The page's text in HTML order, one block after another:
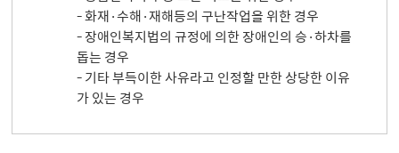
- 화재·수해·재해등의 구난작업을 위한 경우
- 장애인복지법의 규정에 의한 장애인의 승·하차를
돕는 경우
- 기타 부득이한 사유라고 인정할 만한 상당한 이유
가 있는 경우